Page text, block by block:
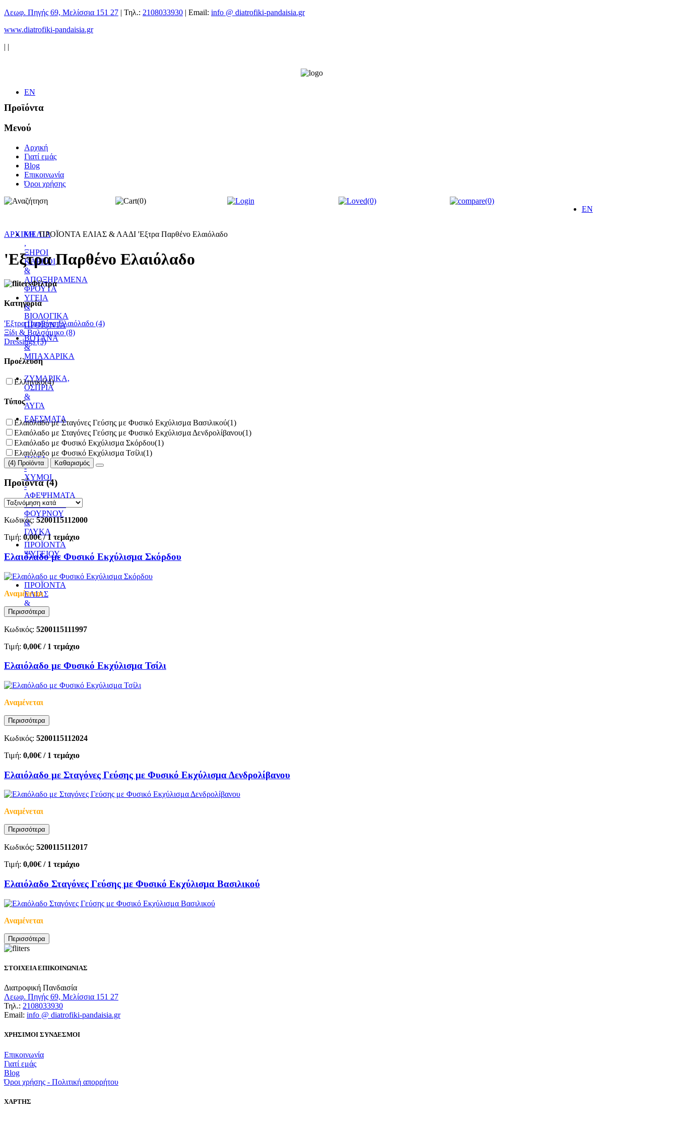
Λεωφ. Πηγής 69, Μελίσσια 151 27 | Τηλ.: 2108033930 | Email: info @ diatrofiki-pandaisia.gr
www.diatrofiki-pandaisia.gr
| |
EN
Προϊόντα
Μενού
Αρχική
Γιατί εμάς
Blog
Επικοινωνία
Όροι χρήσης
(0)
(0)
(0)
EN
ΜΕΛΙΑ
,
ΞΗΡΟΙ
ΚΑΡΠΟΙ
&
ΑΠΟΞΗΡΑΜΕΝΑ
ΦΡΟΥΤΑ
ΥΓΕΙΑ
&
ΒΙΟΛΟΓΙΚΑ
ΠΡΟΪΟΝΤΑ
ΒΟΤΑΝΑ
&
ΜΠΑΧΑΡΙΚΑ
ΖΥΜΑΡΙΚΑ,
ΟΣΠΡΙΑ
&
ΑΥΓΑ
ΕΔΕΣΜΑΤΑ
ΠΟΤΑ
-
ΧΥΜΟΙ
-
ΑΦΕΨΗΜΑΤΑ
ΠΡΟΪΟΝΤΑ
ΦΟΥΡΝΟΥ
&
ΓΛΥΚΑ
ΠΡΟΪΟΝΤΑ
ΨΥΓΕΙΟΥ
ΠΡΟΪΟΝΤΑ
ΕΛΙΑΣ
&
ΛΑΔΙ
ΑΡΧΙΚΗ ΠΡΟΪΟΝΤΑ ΕΛΙΑΣ & ΛΑΔΙ 'Εξτρα Παρθένο Ελαιόλαδο
'Εξτρα Παρθένο Ελαιόλαδο
Φίλτρα
Κατηγορία
'Εξτρα Παρθένο Ελαιόλαδο (4)
Ξίδι & Βαλσάμικο (8)
Dressings(3)
Προέλευση
Ελληνικό(4)
Τύπος
Ελαιόλαδο με Σταγόνες Γεύσης με Φυσικό Εκχύλισμα Βασιλικού(1)
Ελαιόλαδο με Σταγόνες Γεύσης με Φυσικό Εκχύλισμα Δενδρολίβανου(1)
Ελαιόλαδο με Φυσικό Εκχύλισμα Σκόρδου(1)
Ελαιόλαδο με Φυσικό Εκχύλισμα Τσίλι(1)
(4) Προϊόντα Καθαρισμός
Προϊόντα(4)
Κωδικός:5200115112000
Τιμή: 0,00€/ 1 τεμάχιο
Ελαιόλαδο με Φυσικό Εκχύλισμα Σκόρδου
Αναμένεται
Περισσότερα
Κωδικός: 5200115111997
Τιμή: 0,00€ / 1 τεμάχιο
Ελαιόλαδο με Φυσικό Εκχύλισμα Τσίλι
Αναμένεται
Περισσότερα
Κωδικός: 5200115112024
Τιμή: 0,00€ / 1 τεμάχιο
Ελαιόλαδο με Σταγόνες Γεύσης με Φυσικό Εκχύλισμα Δενδρολίβανου
Αναμένεται
Περισσότερα
Κωδικός: 5200115112017
Τιμή: 0,00€ / 1 τεμάχιο
Ελαιόλαδο Σταγόνες Γεύσης με Φυσικό Εκχύλισμα Βασιλικού
Αναμένεται
Περισσότερα
ΣΤΟΙΧΕΙΑ ΕΠΙΚΟΙΝΩΝΙΑΣ
Διατροφική Πανδαισία
Λεωφ. Πηγής 69, Μελίσσια 151 27
Τηλ.: 2108033930
Email: info @ diatrofiki-pandaisia.gr
ΧΡΗΣΙΜΟΙ ΣΥΝΔΕΣΜΟΙ
Επικοινωνία
Γιατί εμάς
Blog
Όροι χρήσης - Πολιτική απορρήτου
ΧΑΡΤΗΣ